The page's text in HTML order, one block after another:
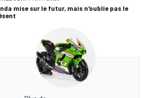
mise sur le futur, mais n'oublie pas le